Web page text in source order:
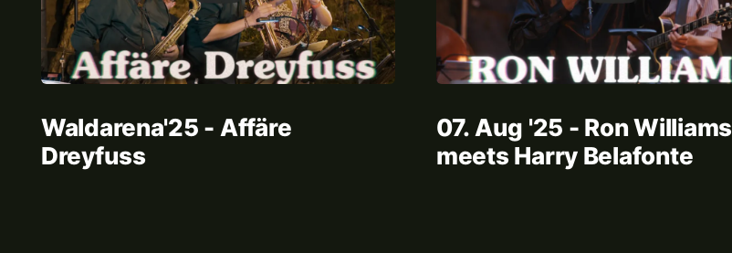
Waldarena'25 - Affäre
Dreyfuss
07. Aug '25 - Ron Williams
meets Harry Belafonte